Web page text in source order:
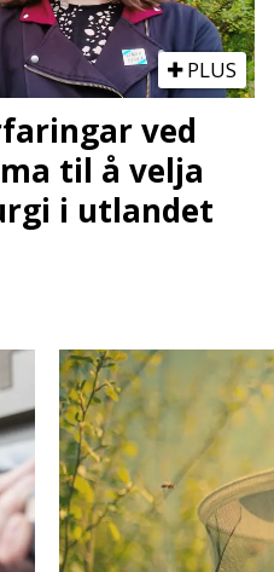
PLUS
ved
til å velja
i utlandet